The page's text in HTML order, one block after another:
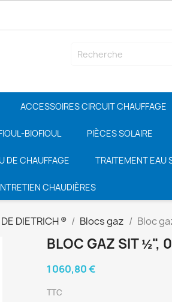
ACCESSOIRES CIRCUIT CHAUFFAGE
BIOFIOUL PIÈCES SOLAIRE
DE CHAUFFAGE TRAITEMENT EAU
CHAUDIÈRES
DE DIETRICH ® Blocs gaz Bloc
BLOC GAZ SIT ½",
1 060,80 €
TTC